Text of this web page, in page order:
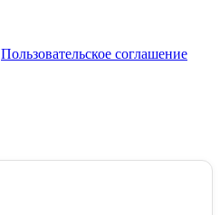
Пользовательское соглашение